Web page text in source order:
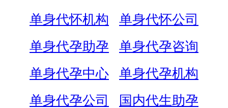
单身代怀机构
单身代怀公司
单身代孕助孕
单身代孕咨询
单身代孕中心
单身代孕机构
单身代孕公司
国内代生助孕